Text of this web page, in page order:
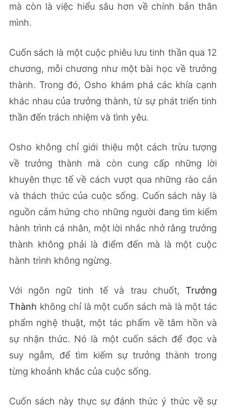
mà còn là việc hiểu sâu hơn về chính bản thân
mình.
Cuốn sách là một cuộc phiêu lưu tinh thần qua 12
chương, mỗi chương như một bài học về trưởng
thành. Trong đó, Osho khám phá các khía cạnh
khác nhau của trưởng thành, từ sự phát triển tinh
thần đến trách nhiệm và tình yêu.
Osho không chỉ giới thiệu một cách trừu tượng
về trưởng thành mà còn cung cấp những lời
khuyên thực tế về cách vượt qua những rào cản
và thách thức của cuộc sống. Cuốn sách này là
nguồn cảm hứng cho những người đang tìm kiếm
hành trình cá nhân, một lời nhắc nhở rằng trưởng
thành không phải là điểm đến mà là một cuộc
hành trình không ngừng.
Với ngôn ngữ tinh tế và trau chuốt,Trưởng
Thành không chỉ là một cuốn sách mà là một tác
phẩm nghệ thuật, một tác phẩm về tâm hồn và
sự nhận thức. Nó là một cuốn sách để đọc và
suy ngẫm, để tìm kiếm sự trưởng thành trong
từng khoảnh khắc của cuộc sống.
Cuốn sách này thực sự đánh thức ý thức về sự